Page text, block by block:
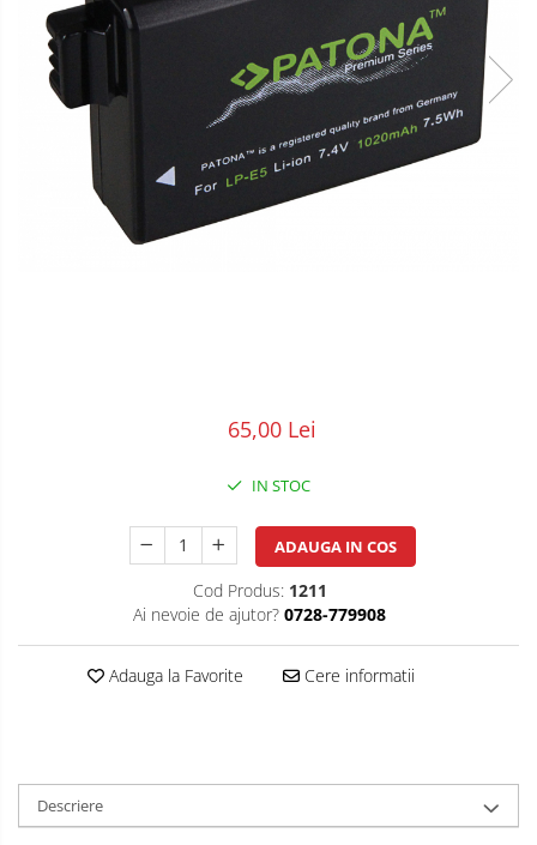
POS/Scanere coduri de bare
Scule electrice
Smartwatch
65,00 Lei
IN STOC
ADAUGA IN COS
Cod Produs: 1211
Ai nevoie de ajutor? 0728-779908
Adauga la Favorite Cere informatii
Descriere